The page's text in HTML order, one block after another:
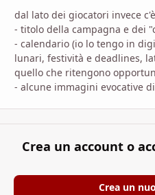
dal lato dei giocatori invece c'è
- titolo della campagna e dei
- calendario (io lo tengo in
lunari, festività e deadlines,
quello che ritengono
- alcune immagini evocative
Crea un account o
Crea un